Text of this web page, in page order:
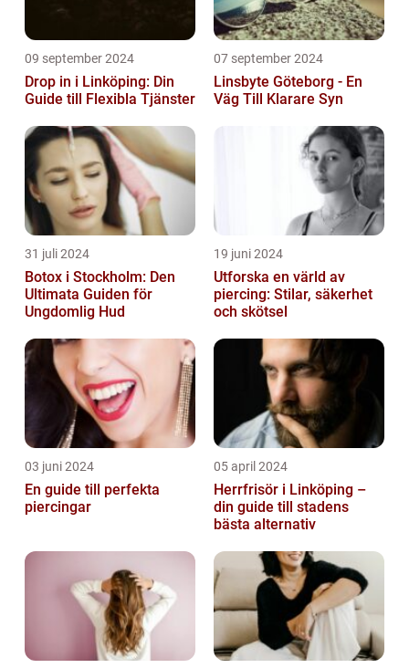
09 september 2024
Drop in i Linköping: Din
Guide till Flexibla Tjänster
07 september 2024
Linsbyte Göteborg - En
Väg Till Klarare Syn
31 juli 2024
Botox i Stockholm: Den
Ultimata Guiden för
Ungdomlig Hud
19 juni 2024
Utforska en värld av
piercing: Stilar, säkerhet
och skötsel
03 juni 2024
En guide till perfekta
piercingar
05 april 2024
Herrfrisör i Linköping –
din guide till stadens
bästa alternativ